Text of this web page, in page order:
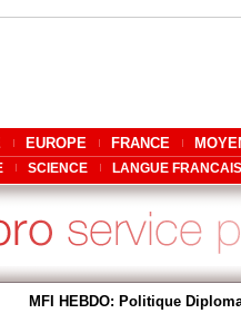
EUROPE FRANCE
SCIENCE LANGUE
MFI HEBDO: Politique